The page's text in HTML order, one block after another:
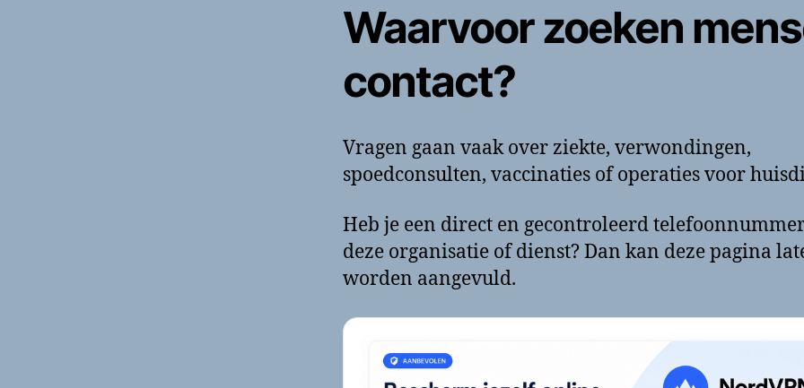
Waarvoor zoeken
contact?
Vragen gaan vaak over ziekte, verwondingen,
spoedconsulten, vaccinaties of operaties voor
Heb je een direct en gecontroleerd
deze organisatie of dienst? Dan kan deze pagina
worden aangevuld.